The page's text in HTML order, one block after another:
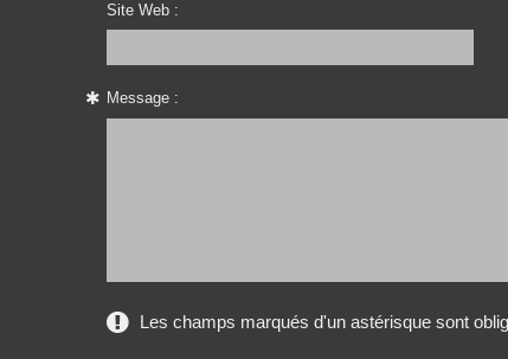
Site Web :
Message :
Les champs marqués d'un astérisque sont